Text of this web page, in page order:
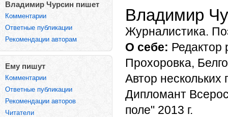
Владимир Чурсин пишет
Комментарии
Ответные публикации
Рекомендации авторам
Ему пишут
Комментарии
Ответные публикации
Рекомендации авторов
Читатели
Владимир
Журналистика.
О себе: Редактор
Прохоровка,
Автор нескольких
Дипломант
поле" 2013 г.